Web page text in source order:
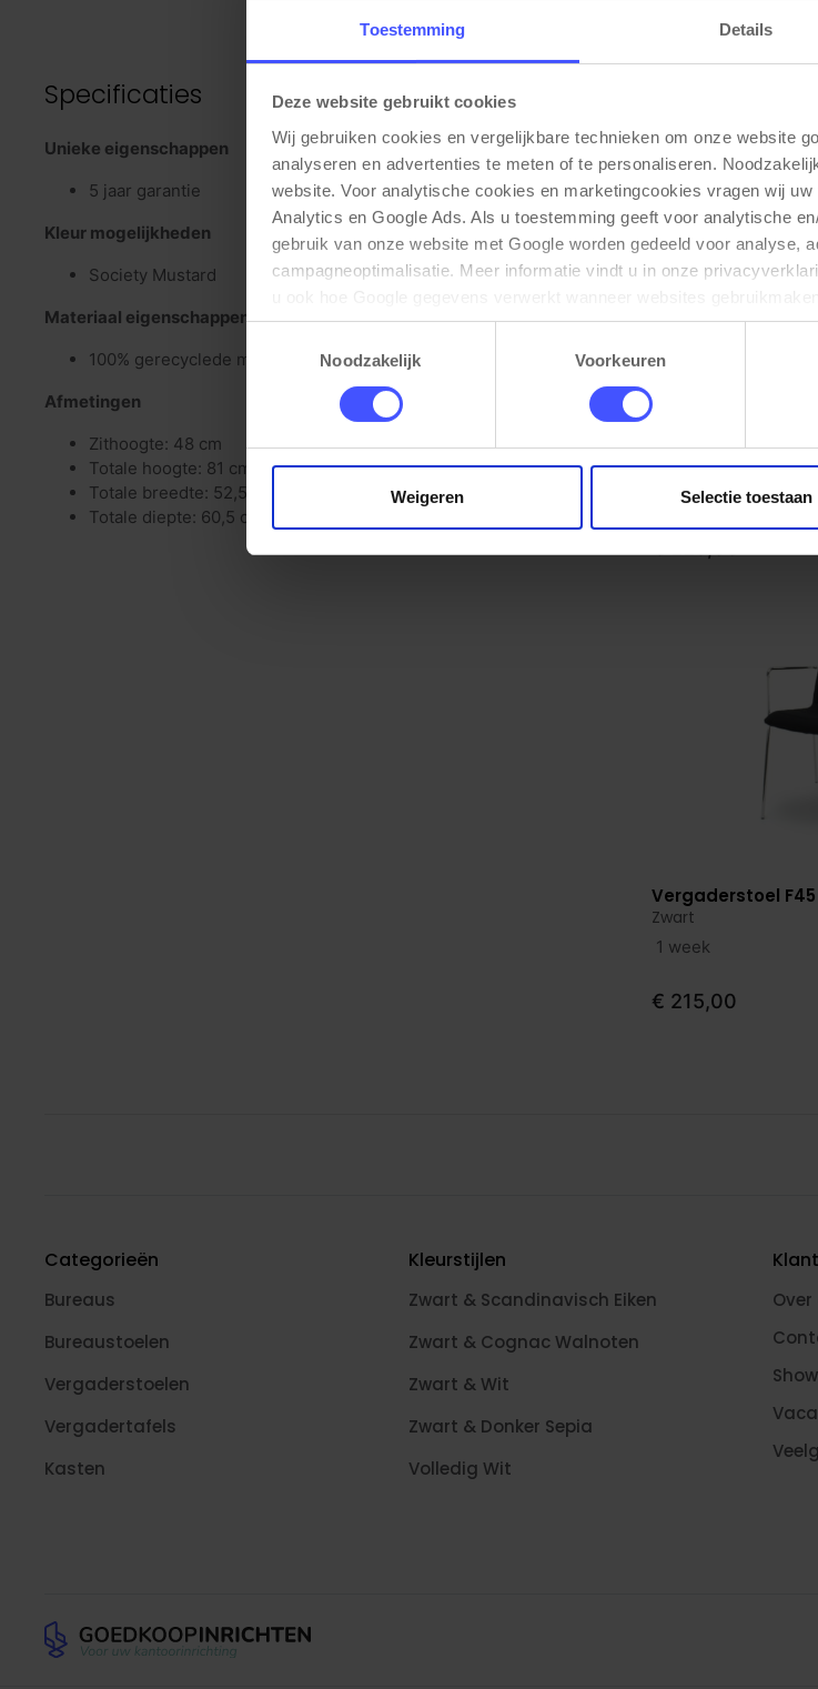
Toestemming Details
Deze website gebruikt cookies
Wij gebruiken cookies en vergelijkbare technieken om onze website
analyseren en advertenties te meten of te personaliseren.
website. Voor analytische cookies en marketingcookies vragen wij
Analytics en Google Ads. Als u toestemming geeft voor analytische
gebruik van onze website met Google worden gedeeld voor analyse,
campagneoptimalisatie. Meer informatie vindt u in onze
elk moment wijzigen of intrekken via de cookie-instellingen. Zie onze
Noodzakelijk
Voorkeuren
Weigeren Selectie toestaan
Specificaties
Unieke eigenschappen
5 jaar garantie
Kleur mogelijkheden
Society Mustard
Materiaal eigenschappen
100% gerecyclede meubelstof van PET flessen
Afmetingen
Zithoogte: 48 cm
Totale hoogte: 81 cm
Totale breedte: 52,5 cm
Totale diepte: 60,5 cm
Bekijk product
Spreektafel TUBE
Zwart Eiken
Op voorraad 3-5
Bekijk product
Vergaderstoel
Zwart
1 week
€ 215,00
Categorieën
Bureaus
Bureaustoelen
Vergaderstoelen
Vergadertafels
Kasten
Kleurstijlen
Zwart & Scandinavisch Eiken
Zwart & Cognac Walnoten
Zwart & Wit
Zwart & Donker Sepia
Volledig Wit
Over